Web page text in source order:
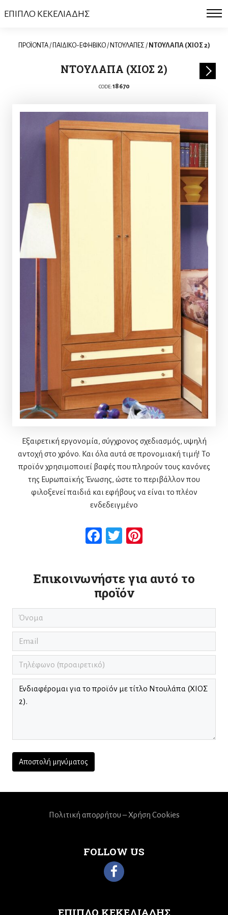
ΕΠΙΠΛΟ ΚΕΚΕΛΙΑΔΗΣ
ΠΡΟΪΟΝΤΑ/ ΠΑΙΔΙΚΟ-ΕΦΗΒΙΚΟ/ ΝΤΟΥΛΑΠΕΣ/ ΝΤΟΥΛΑΠΑ (ΧΙΟΣ 2)
ΝΤΟΥΛΑΠΑ (ΧΙΟΣ 2)
CODE: 18670
Εξαιρετική εργονομία, σύγχρονος σχεδιασμός, υψηλή
αντοχή στο χρόνο. Και όλα αυτά σε προνομιακή τιμή! Το
προϊόν χρησιμοποιεί βαφές που πληρούν τους κανόνες
της Ευρωπαϊκής Ένωσης, ώστε το περιβάλλον που
φιλοξενεί παιδιά και εφήβους να είναι το πλέον
ενδεδειγμένο
Facebook
Twitter
Επικοινωνήστε για αυτό το
προϊόν
ΕΠΙΠΛΟ ΚΕΚΕΛΙΑΔΗΣ
FOLLOW US
Πολιτική απορρήτου – Χρήση Cookies